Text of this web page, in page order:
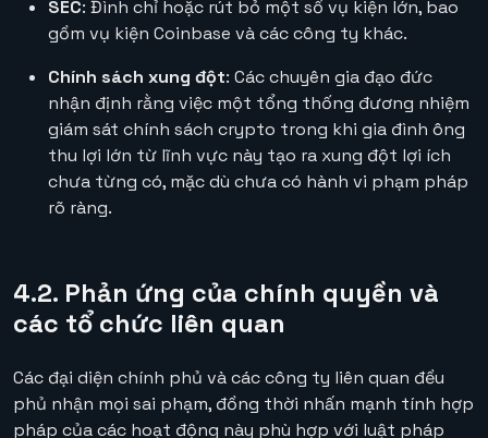
SEC: Đình chỉ hoặc rút bỏ một số vụ kiện lớn, bao
gồm vụ kiện Coinbase và các công ty khác.
Chính sách xung đột: Các chuyên gia đạo đức
nhận định rằng việc một tổng thống đương nhiệm
giám sát chính sách crypto trong khi gia đình ông
thu lợi lớn từ lĩnh vực này tạo ra xung đột lợi ích
chưa từng có, mặc dù chưa có hành vi phạm pháp
rõ ràng.
4.2. Phản ứng của chính quyền và
các tổ chức liên quan
Các đại diện chính phủ và các công ty liên quan đều
phủ nhận mọi sai phạm, đồng thời nhấn mạnh tính hợp
pháp của các hoạt động này phù hợp với luật pháp